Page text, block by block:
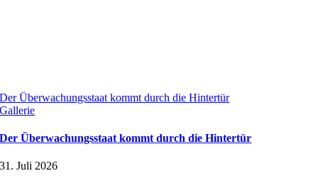
Der Überwachungsstaat kommt durch die Hintertür
Gallerie
Der Überwachungsstaat kommt durch die Hintertür
31. Juli 2026